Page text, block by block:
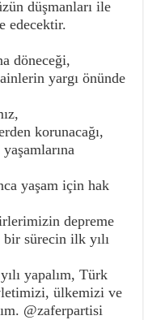
düşmanları ile
edecektir.
döneceği,
yargı önünde
korunacağı,
yaşam için hak
depreme
bir sürecin ilk yılı
yapalım, Türk
ülkemizi ve
@zaferpartisi